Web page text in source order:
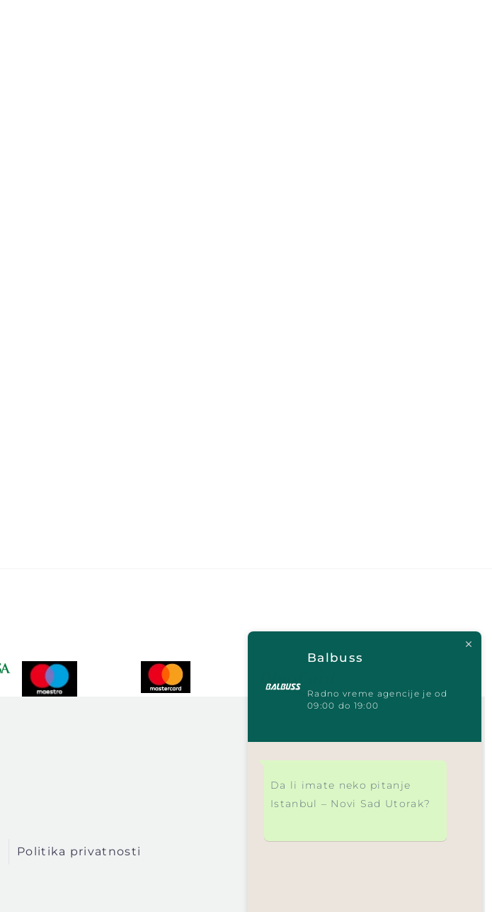
Politika privatnosti
Balbuss
Radno vreme agencije je od
09:00 do 19:00
Da li imate neko pitanje
Istanbul – Novi Sad Utorak?